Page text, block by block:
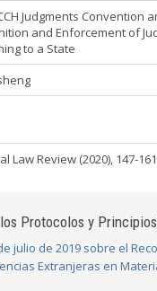
Judgments Convention
and Enforcement of
to a State
Law Review (2020), 147-161
Protocolos y
julio de 2019 sobre el
Extranjeras en